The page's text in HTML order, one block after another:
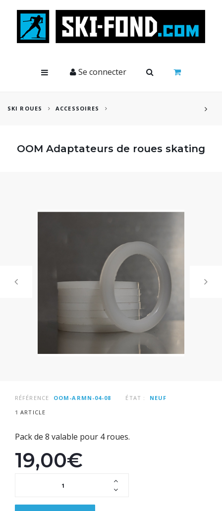
Se connecter
SKI ROUES ACCESSOIRES
RÉFÉRENCE OOM-ARMN-04-08 ÉTAT :
NEUF
1 ARTICLE
OOM Adaptateurs de roues skating
Pack de 8 valable pour 4 roues.
19,00€